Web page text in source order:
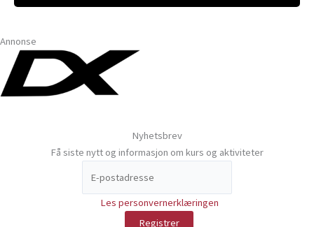
Annonse
Nyhetsbrev
Få siste nytt og informasjon om kurs og aktiviteter
Les personvernerklæringen